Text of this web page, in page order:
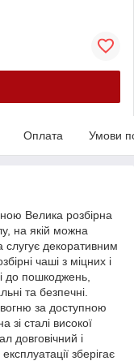
Оплата Умови
Велика розбірна
на якій можна
слугує декоративним
чаші з міцних і
до пошкоджень,
та безпечні.
за доступною
сталі високої
довговічний і
зберігає